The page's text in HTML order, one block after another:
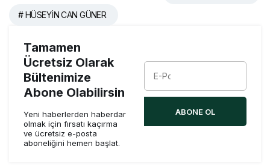
# HÜSEYİN CAN GÜNER
Tamamen
Ücretsiz Olarak
Bültenimize
Abone Olabilirsin
Yeni haberlerden haberdar
olmak için fırsatı kaçırma
ve ücretsiz e-posta
aboneliğini hemen başlat.
ABONE OL